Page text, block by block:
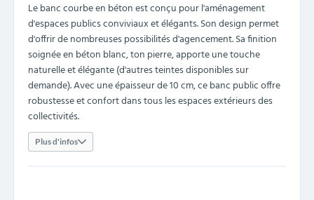
Le banc courbe en béton est conçu pour l'aménagement
d'espaces publics conviviaux et élégants. Son design permet
d'offrir de nombreuses possibilités d'agencement. Sa finition
soignée en béton blanc, ton pierre, apporte une touche
naturelle et élégante (d'autres teintes disponibles sur
demande). Avec une épaisseur de 10 cm, ce banc public offre
robustesse et confort dans tous les espaces extérieurs des
collectivités.
Plus d'infos